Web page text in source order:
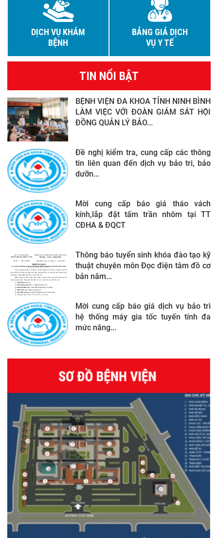
DỊCH VỤ KHÁM
BỆNH
BẢNG GIÁ DỊCH
VỤ Y TẾ
TIN NỔI BẬT
BỆNH VIỆN ĐA KHOA TỈNH NINH BÌNH
LÀM VIỆC VỚI ĐOÀN GIÁM SÁT HỘI
ĐỒNG QUẢN LÝ BẢO...
Đề nghị kiểm tra, cung cấp các thông
tin liên quan đến dịch vụ bảo tri, bảo
dưỡn...
Mời cung cấp báo giá tháo vách
kính,lắp đặt tấm trần nhôm tại TT
CĐHA & ĐQCT
Thông báo tuyển sinh khóa đào tạo kỹ
thuật chuyên môn Đọc điện tâm đồ cơ
bản năm...
Mời cung cấp báo giá dịch vụ bảo trì
hệ thống máy gia tốc tuyến tính đa
mức năng...